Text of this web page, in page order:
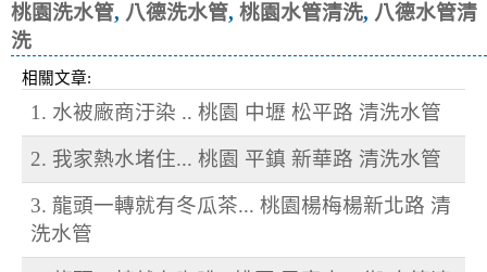
桃園洗水管, 八德洗水管, 桃園水管清洗, 八德水管清
洗
相關文章:
1. 水被廠商汙染 .. 桃園 中壢 松平路 清洗水管
2. 我家熱水堵住... 桃園 平鎮 新華路 清洗水管
3. 龍頭一轉就有冬瓜茶... 桃園楊梅楊新北路 清
洗水管